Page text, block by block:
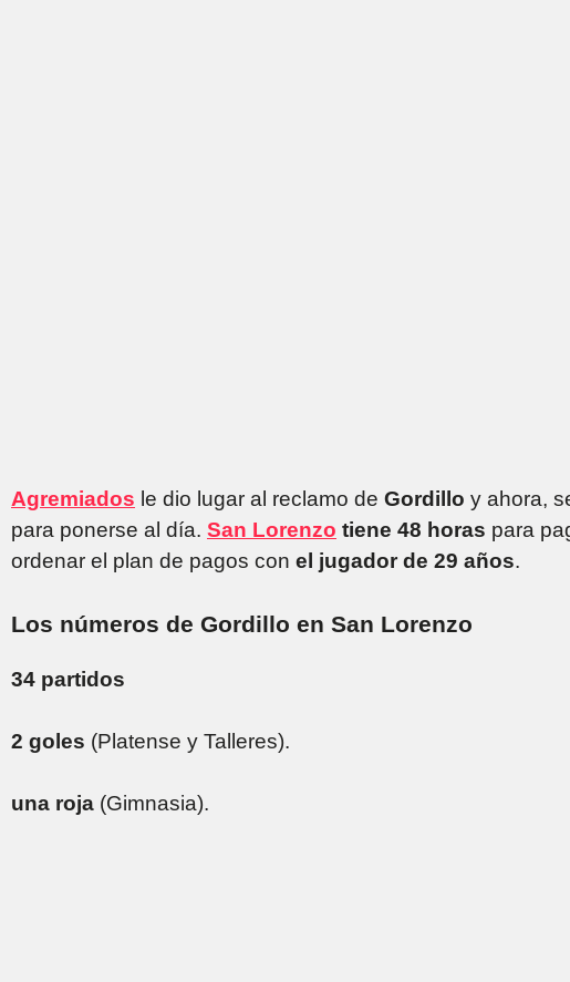
Agremiados le dio lugar al reclamo de Gordillo y ahora,
para ponerse al día. San Lorenzo tiene 48 horas para
ordenar el plan de pagos con el jugador de 29 años.
Los números de Gordillo en San Lorenzo
34 partidos
2 goles (Platense y Talleres).
una roja (Gimnasia).